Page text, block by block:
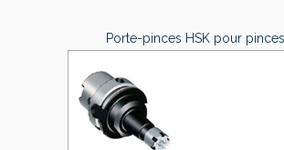
Porte-pinces HSK pour